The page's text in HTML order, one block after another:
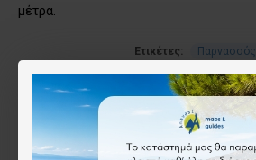
μέτρα.
Ετικέτες: Παρνασσός
RELATED PRODUCTS